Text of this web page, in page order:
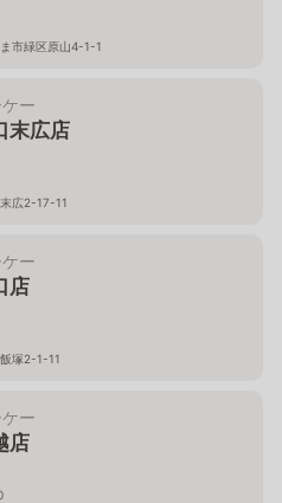
市緑区原山4-1-1
ー
末広店
広2-17-11
ー
店
塚2-1-11
ー
店